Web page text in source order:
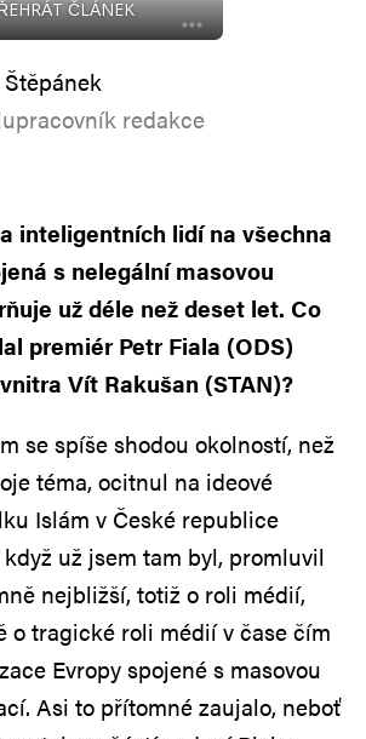
ČLÁNEK
redakce
inteligentních lidí na všechna
s nelegální masovou
už déle než deset let. Co
premiér Petr Fiala (ODS)
Vít Rakušan (STAN)?
se spíše shodou okolností, než
téma, ocitnul na ideové
Islám v České republice
už jsem tam byl, promluvil
nejbližší, totiž o roli médií,
o tragické roli médií v čase čím
Evropy spojené s masovou
Asi to přítomné zaujalo, neboť